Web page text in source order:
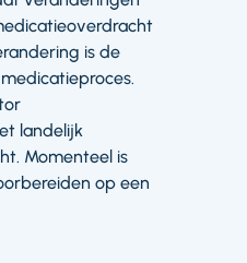
is de
landelijk
Momenteel is
op een